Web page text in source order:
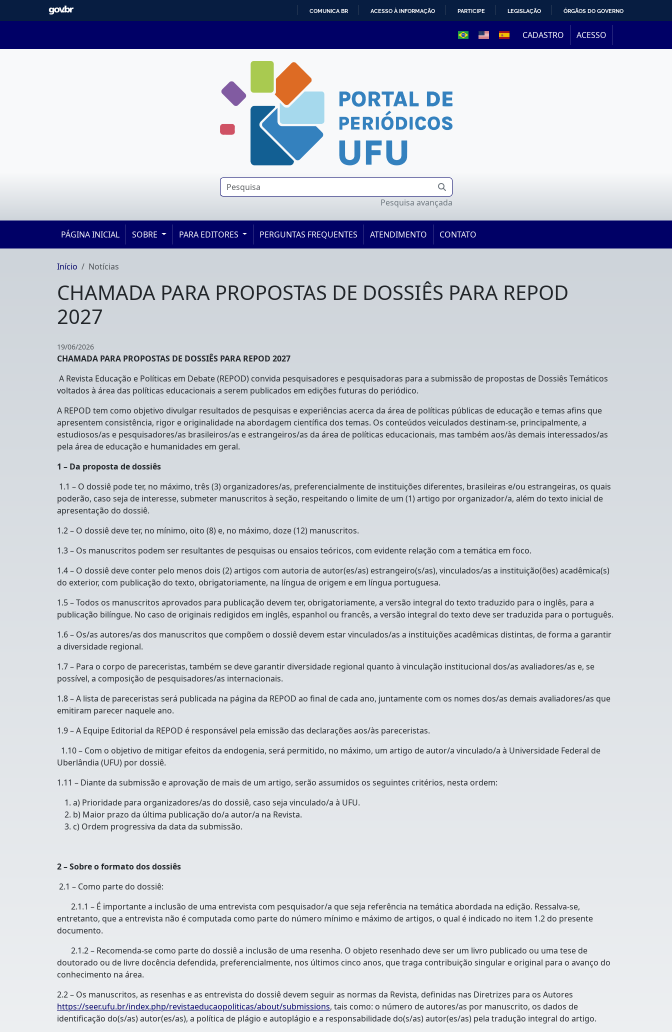
O
COMUNICA BR ACESSO À INFORMAÇÃO PARTICIPE LEGISLAÇÃO ÓRGÃOS DO GOVERNO
CADASTRO ACESSO
Pesquisa avançada
PÁGINA INICIAL SOBRE PARA EDITORES PERGUNTAS FREQUENTES ATENDIMENTO CONTATO
Início Notícias
CHAMADA PARA PROPOSTAS DE DOSSIÊS PARA REPOD
2027
19/06/2026
CHAMADA PARA PROPOSTAS DE DOSSIÊS PARA REPOD 2027
A Revista Educação e Políticas em Debate (REPOD) convida pesquisadores e pesquisadoras para a submissão de propostas de Dossiês Temáticos
voltados à área das políticas educacionais a serem publicados em edições futuras do periódico.
A REPOD tem como objetivo divulgar resultados de pesquisas e experiências acerca da área de políticas públicas de educação e temas afins que
apresentem consistência, rigor e originalidade na abordagem científica dos temas. Os conteúdos veiculados destinam-se, principalmente, a
estudiosos/as e pesquisadores/as brasileiros/as e estrangeiros/as da área de políticas educacionais, mas também aos/às demais interessados/as
pela área de educação e humanidades em geral.
1 – Da proposta de dossiês
1.1 – O dossiê pode ter, no máximo, três (3) organizadores/as, preferencialmente de instituições diferentes, brasileiras e/ou estrangeiras, os quais
poderão, caso seja de interesse, submeter manuscritos à seção, respeitando o limite de um (1) artigo por organizador/a, além do texto inicial de
apresentação do dossiê.
1.2 – O dossiê deve ter, no mínimo, oito (8) e, no máximo, doze (12) manuscritos.
1.3 – Os manuscritos podem ser resultantes de pesquisas ou ensaios teóricos, com evidente relação com a temática em foco.
1.4 – O dossiê deve conter pelo menos dois (2) artigos com autoria de autor(es/as) estrangeiro(s/as), vinculados/as a instituição(ões) acadêmica(s)
do exterior, com publicação do texto, obrigatoriamente, na língua de origem e em língua portuguesa.
1.5 – Todos os manuscritos aprovados para publicação devem ter, obrigatoriamente, a versão integral do texto traduzido para o inglês, para a
publicação bilíngue. No caso de originais redigidos em inglês, espanhol ou francês, a versão integral do texto deve ser traduzida para o português.
1.6 – Os/as autores/as dos manuscritos que compõem o dossiê devem estar vinculados/as a instituições acadêmicas distintas, de forma a garantir
a diversidade regional.
1.7 – Para o corpo de pareceristas, também se deve garantir diversidade regional quanto à vinculação institucional dos/as avaliadores/as e, se
possível, a composição de pesquisadores/as internacionais.
1.8 – A lista de pareceristas será publicada na página da REPOD ao final de cada ano, juntamente com os nomes dos/as demais avaliadores/as que
emitiram parecer naquele ano.
1.9 – A Equipe Editorial da REPOD é responsável pela emissão das declarações aos/às pareceristas.
1.10 – Com o objetivo de mitigar efeitos da endogenia, será permitido, no máximo, um artigo de autor/a vinculado/a à Universidade Federal de
Uberlândia (UFU) por dossiê.
1.11 – Diante da submissão e aprovação de mais de um artigo, serão assumidos os seguintes critérios, nesta ordem:
a) Prioridade para organizadores/as do dossiê, caso seja vinculado/a à UFU.
b) Maior prazo da última publicação do/a autor/a na Revista.
c) Ordem progressiva da data da submissão.
2 – Sobre o formato dos dossiês
2.1 – Como parte do dossiê:
2.1.1 – É importante a inclusão de uma entrevista com pesquisador/a que seja referência na temática abordada na edição. Ressalva-se,
entretanto, que a entrevista não é computada como parte do número mínimo e máximo de artigos, o qual é indicado no item 1.2 do presente
documento.
2.1.2 – Recomenda-se como parte do dossiê a inclusão de uma resenha. O objeto resenhado deve ser um livro publicado ou uma tese de
doutorado ou de livre docência defendida, preferencialmente, nos últimos cinco anos, que traga contribuição singular e original para o avanço do
conhecimento na área.
2.2 – Os manuscritos, as resenhas e as entrevista do dossiê devem seguir as normas da Revista, definidas nas Diretrizes para os Autores
https://seer.ufu.br/index.php/revistaeducaopoliticas/about/submissions, tais como: o número de autores/as por manuscrito, os dados de
identificação do(s/as) autor(es/as), a política de plágio e autoplágio e a responsabilidade do(s/as) autor(es/as) pela tradução integral do artigo.